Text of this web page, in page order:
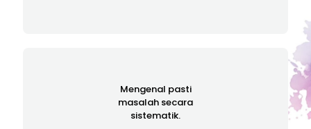
Mengenal pasti
masalah secara
sistematik.